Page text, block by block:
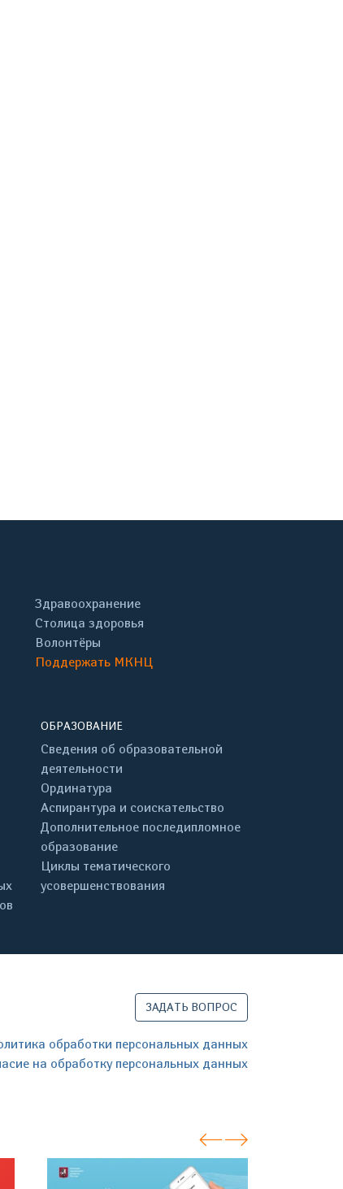
Здравоохранение
Столица здоровья
Волонтёры
Поддержать МКНЦ
ОБРАЗОВАНИЕ
Сведения об образовательной
деятельности
Ординатура
Аспирантура и соискательство
Дополнительное последипломное
образование
Циклы тематического
усовершенствования
ЗАДАТЬ ВОПРОС
обработки персональных данных
на обработку персональных данных